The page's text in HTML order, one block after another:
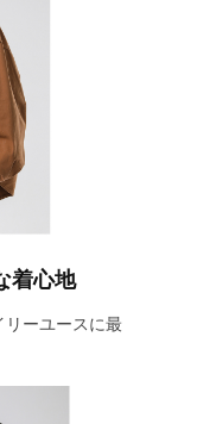
着心地
リーユースに最